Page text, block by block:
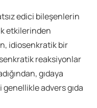
edici bileşenlerin
etkilerinden
idiosenkratik bir
reaksiyonlar
gıdaya
advers gıda